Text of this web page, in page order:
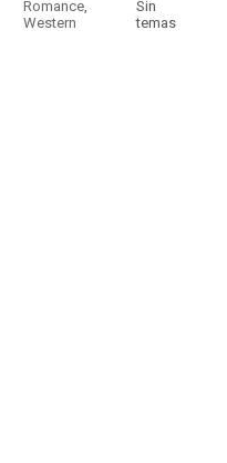
Romance,
Western
Sin
temas